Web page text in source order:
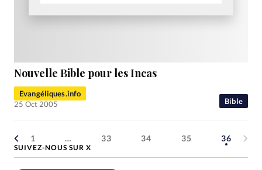
Bible
Nouvelle Bible pour les Incas
Evangéliques.info
25 Oct 2005
1 … 33 34 35 36
SUIVEZ-NOUS SUR X